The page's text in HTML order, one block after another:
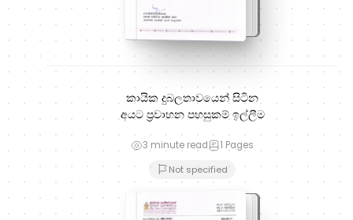
කායික දුබලතාවයෙන් සිටින
අයට ප්‍රවාහන පහසුකම් ඉල්ලීම
3 minute read 1 Pages
Not specified